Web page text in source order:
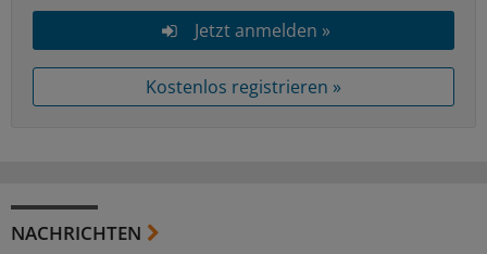
Jetzt anmelden »
Kostenlos registrieren »
NACHRICHTEN